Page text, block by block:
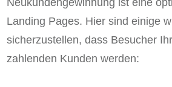
Landing Pages. Hier sind einige
sicherzustellen, dass Besucher
zahlenden Kunden werden: